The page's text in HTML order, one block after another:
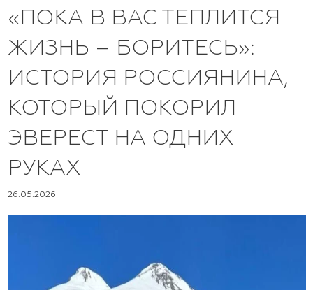
«ПОКА В ВАС ТЕПЛИТСЯ
ЖИЗНЬ – БОРИТЕСЬ»:
ИСТОРИЯ РОССИЯНИНА,
КОТОРЫЙ ПОКОРИЛ
ЭВЕРЕСТ НА ОДНИХ
РУКАХ
26.05.2026